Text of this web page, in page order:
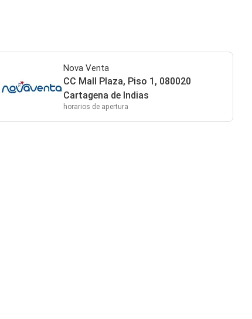
Nova Venta
CC Mall Plaza, Piso 1, 080020
Cartagena de Indias
horarios de apertura